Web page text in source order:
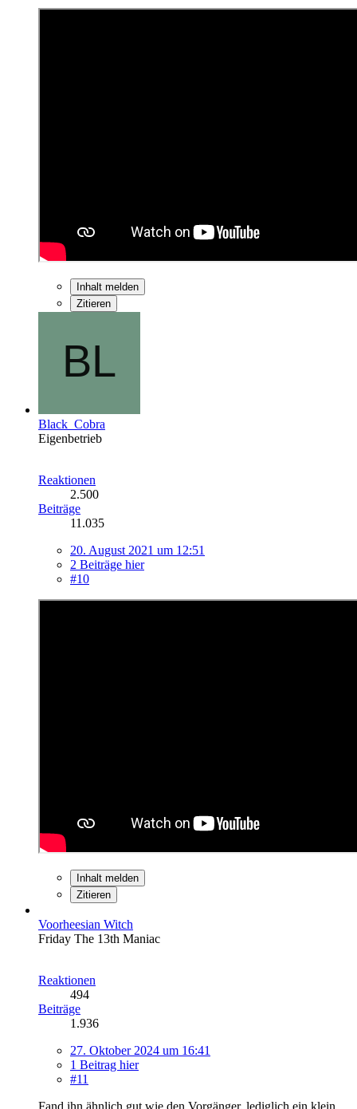
Inhalt melden
Zitieren
Black_Cobra
Eigenbetrieb
Reaktionen
2.500
Beiträge
11.035
20. August 2021 um 12:51
2 Beiträge hier
#10
Inhalt melden
Zitieren
Voorheesian Witch
Friday The 13th Maniac
Reaktionen
494
Beiträge
1.936
27. Oktober 2024 um 16:41
1 Beitrag hier
#11
Fand ihn ähnlich gut wie den Vorgänger, lediglich ein klein